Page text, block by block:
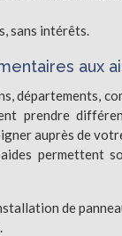
sans intérêts.
aux
prendre
auprès de
permettent
de